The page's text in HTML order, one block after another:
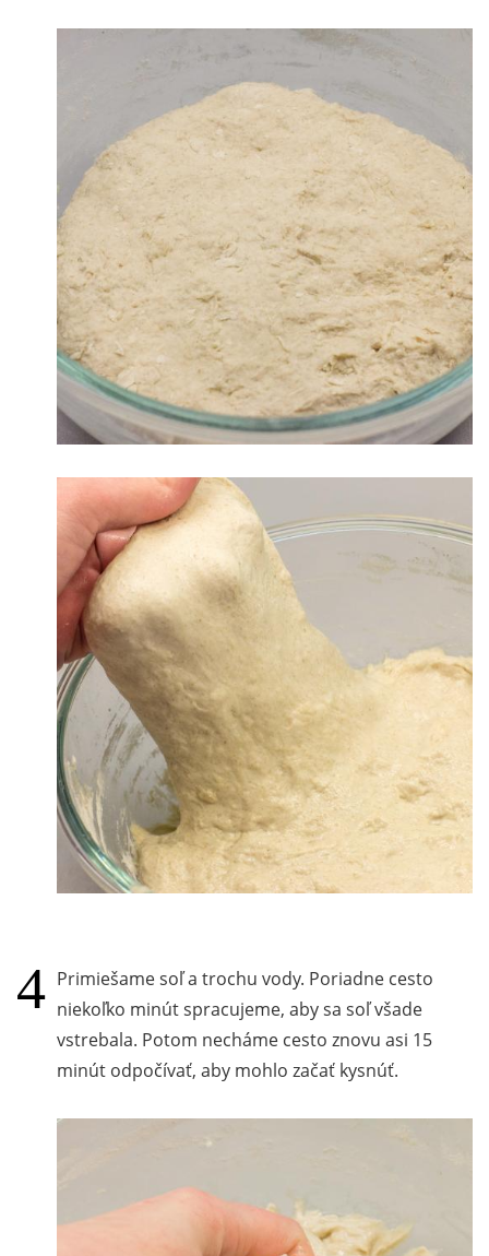
Primiešame soľ a trochu vody. Poriadne cesto
niekoľko minút spracujeme, aby sa soľ všade
vstrebala. Potom necháme cesto znovu asi 15
minút odpočívať, aby mohlo začať kysnúť.